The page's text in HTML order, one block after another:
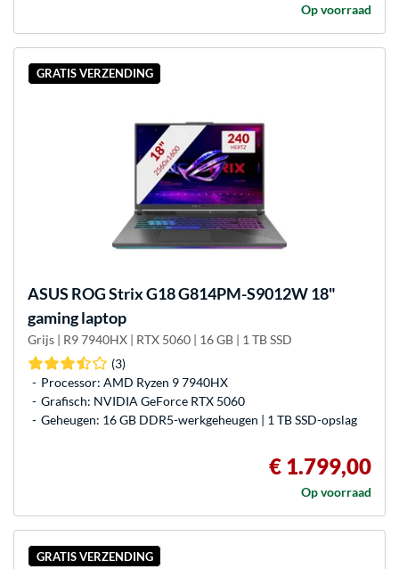
Op voorraad
GRATIS VERZENDING
ASUS ROG Strix G18 G814PM-S9012W 18"
gaming laptop
Grijs | R9 7940HX | RTX 5060 | 16 GB | 1 TB SSD
(3)
Processor: AMD Ryzen 9 7940HX
Grafisch: NVIDIA GeForce RTX 5060
Geheugen: 16 GB DDR5-werkgeheugen | 1 TB SSD-opslag
€ 1.799,00
Op voorraad
GRATIS VERZENDING